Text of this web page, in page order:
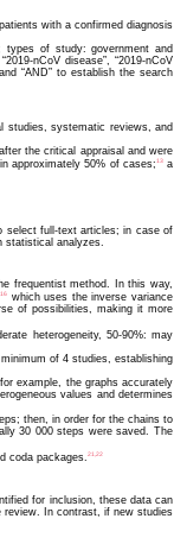
with a confirmed diagnosis
types of study: government and
nCoV disease”, “2019-nCoV
“AND” to establish the search
studies, systematic reviews, and
the critical appraisal and were
approximately 50% of cases;13a
select full-text articles; in case of
statistical analyzes.
frequentist method. In this way,
which uses the inverse variance
of possibilities, making it more
heterogeneity, 50-90%: may
of 4 studies, establishing
example, the graphs accurately
values and determines
then, in order for the chains to
30 000 steps were saved. The
coda packages. 21,22
for inclusion, these data can
review. In contrast, if new studies